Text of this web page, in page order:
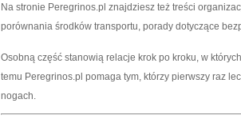
Na stronie Peregrinos.pl znajdziesz też treści
porównania środków transportu, porady dotyczące
Osobną część stanowią relacje krok po kroku, w
temu Peregrinos.pl pomaga tym, którzy pierwszy raz
nogach.